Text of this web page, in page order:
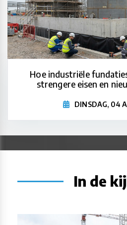
Hoe industriële
strengere eisen en
DINSDAG, 04
In de